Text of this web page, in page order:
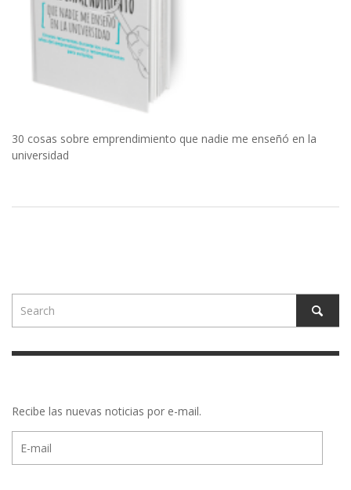
30 cosas sobre emprendimiento que nadie me enseñó en la
universidad
Recibe las nuevas noticias por e-mail.
mail